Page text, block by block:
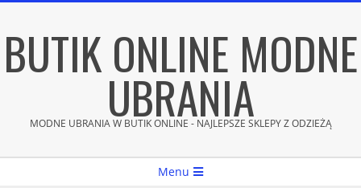
content
BUTIK ONLINE MODNE
UBRANIA
MODNE UBRANIA W BUTIK ONLINE - NAJLEPSZE SKLEPY Z ODZIEŻĄ
Menu